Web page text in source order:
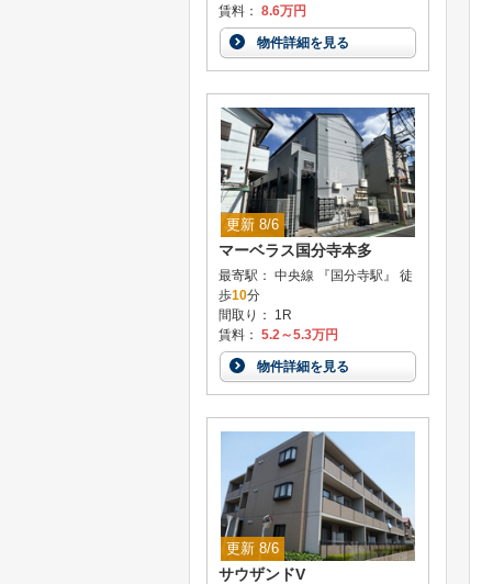
賃料： 8.6万円
物件詳細を見る
更新 8/6
マーベラス国分寺本多
最寄駅： 中央線 『国分寺駅』 徒
歩10分
間取り： 1R
賃料： 5.2～5.3万円
物件詳細を見る
更新 8/6
サウザンドV